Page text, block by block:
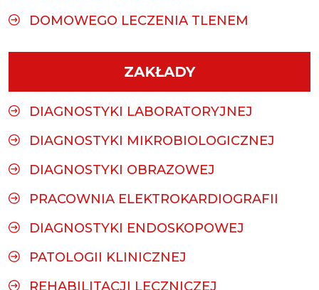
DOMOWEGO LECZENIA TLENEM
ZAKŁADY
DIAGNOSTYKI LABORATORYJNEJ
DIAGNOSTYKI MIKROBIOLOGICZNEJ
DIAGNOSTYKI OBRAZOWEJ
PRACOWNIA ELEKTROKARDIOGRAFII
DIAGNOSTYKI ENDOSKOPOWEJ
PATOLOGII KLINICZNEJ
REHABILITACJI LECZNICZEJ